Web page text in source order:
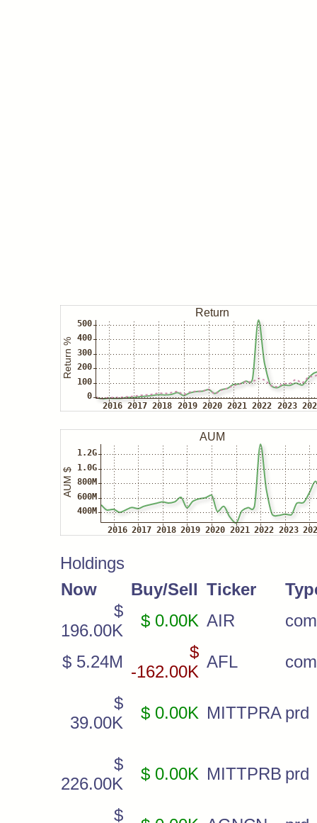
Holdings
Now
Buy/Sell Ticker
$
196.00K
$ 0.00K AIR com
$ 5.24M
$
-162.00K
AFL com
$
39.00K
$ 0.00K MITTPRA prd
$
226.00K
$ 0.00K MITTPRB prd
$